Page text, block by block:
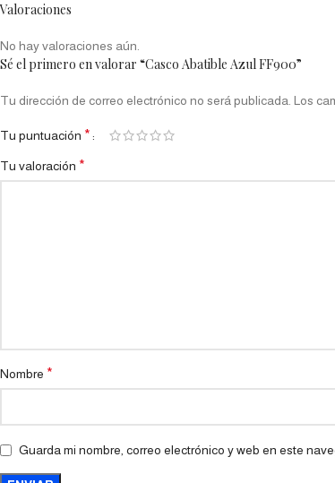
Valoraciones
No hay valoraciones aún.
Sé el primero en valorar “Casco Abatible Azul FF900”
Tu dirección de correo electrónico no será publicada. Los
Tu puntuación *
Tu valoración *
Nombre *
Guarda mi nombre, correo electrónico y web en este